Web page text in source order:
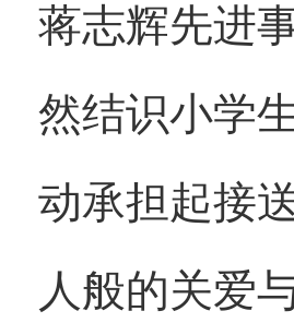
蒋志辉先进
然结识小学
动承担起接
人般的关爱